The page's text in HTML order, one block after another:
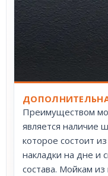
Преимуществом
является наличие
которое состоит
накладки на дне и
состава. Мойкам